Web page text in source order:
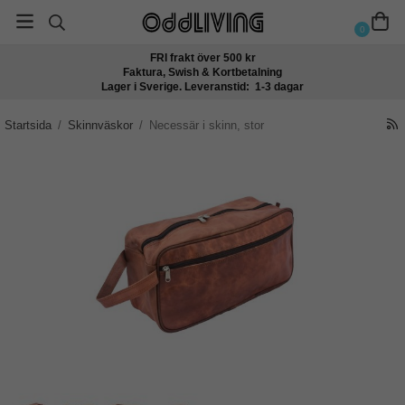
0
FRI frakt över 500 kr
Faktura, Swish & Kortbetalning
Lager i Sverige. Leveranstid: 1-3 dagar
Startsida / Skinnväskor / Necessär i skinn, stor